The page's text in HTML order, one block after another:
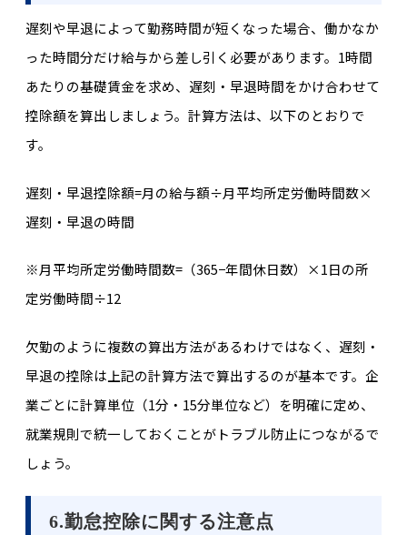
遅刻や早退によって勤務時間が短くなった場合、働かなか
った時間分だけ給与から差し引く必要があります。1時間
あたりの基礎賃金を求め、遅刻・早退時間をかけ合わせて
控除額を算出しましょう。計算方法は、以下のとおりで
す。
遅刻・早退控除額=月の給与額÷月平均所定労働時間数×
遅刻・早退の時間
※月平均所定労働時間数=（365−年間休日数）×1日の所
定労働時間÷12
欠勤のように複数の算出方法があるわけではなく、遅刻・
早退の控除は上記の計算方法で算出するのが基本です。企
業ごとに計算単位（1分・15分単位など）を明確に定め、
就業規則で統一しておくことがトラブル防止につながるで
しょう。
6.勤怠控除に関する注意点